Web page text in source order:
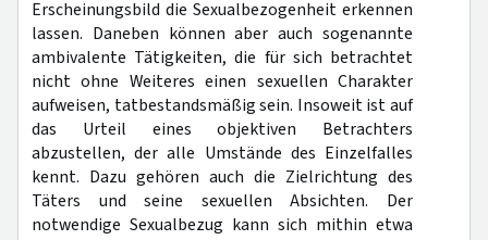
Erscheinungsbild die Sexualbezogenheit erkennen
lassen. Daneben können aber auch sogenannte
ambivalente Tätigkeiten, die für sich betrachtet
nicht ohne Weiteres einen sexuellen Charakter
aufweisen, tatbestandsmäßig sein. Insoweit ist auf
das Urteil eines objektiven Betrachters
abzustellen, der alle Umstände des Einzelfalles
kennt. Dazu gehören auch die Zielrichtung des
Täters und seine sexuellen Absichten. Der
notwendige Sexualbezug kann sich mithin etwa